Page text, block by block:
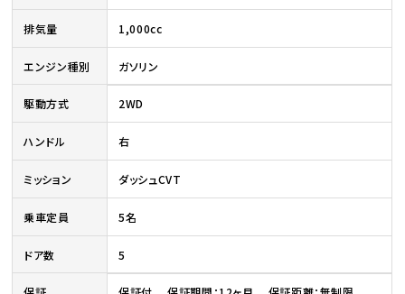
排気量 1,000cc
エンジン種別 ガソリン
駆動方式 2WD
ハンドル 右
ミッション ダッシュCVT
乗車定員 5名
ドア数 5